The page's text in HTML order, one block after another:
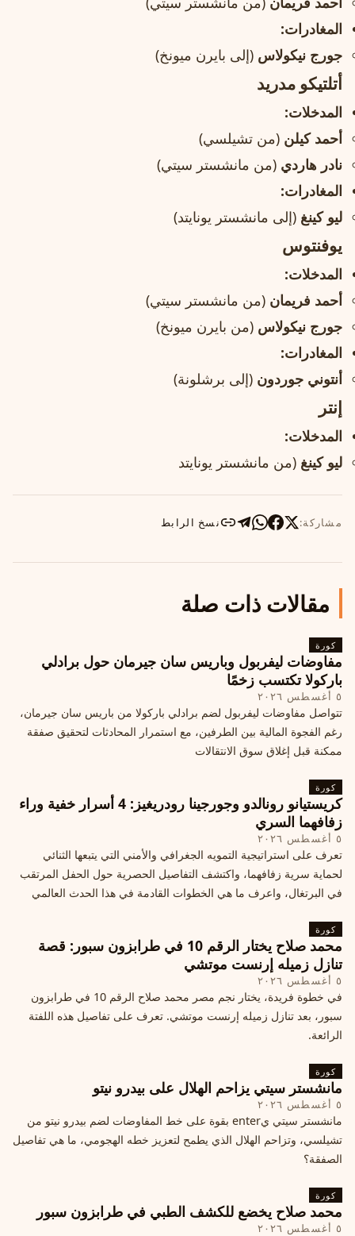
المغادرات:
جورج نيكولاس (إلى بايرن ميونخ)
أتلتيكو مدريد
المدخلات:
أحمد كيلن (من تشيلسي)
نادر هاردي (من مانشستر سيتي)
المغادرات:
ليو كينغ (إلى مانشستر يونايتد)
يوفنتوس
المدخلات:
أحمد فريمان (من مانشستر سيتي)
جورج نيكولاس (من بايرن ميونخ)
المغادرات:
أنتوني جوردون (إلى برشلونة)
إنتر
المدخلات:
ليو كينغ (من مانشستر يونايتد
مشاركة: نسخ الرابط
مقالات ذات صلة
كورة
مفاوضات ليفربول وباريس سان جيرمان حول برادلي
باركولا تكتسب زخمًا
٥ أغسطس ٢٠٢٦
تتواصل مفاوضات ليفربول لضم برادلي باركولا من باريس سان جيرمان،
رغم الفجوة المالية بين الطرفين، مع استمرار المحادثات لتحقيق صفقة
ممكنة قبل إغلاق سوق الانتقالات
كورة
كريستيانو رونالدو وجورجينا رودريغيز: 4 أسرار خفية وراء
زفافهما السري
٥ أغسطس ٢٠٢٦
تعرف على استراتيجية التمويه الجغرافي والأمني التي يتبعها الثنائي
لحماية سرية زفافهما، واكتشف التفاصيل الحصرية حول الحفل المرتقب
في البرتغال، واعرف ما هي الخطوات القادمة في هذا الحدث العالمي
كورة
محمد صلاح يختار الرقم 10 في طرابزون سبور: قصة
تنازل زميله إرنست موتشي
٥ أغسطس ٢٠٢٦
في خطوة فريدة، يختار نجم مصر محمد صلاح الرقم 10 في طرابزون
سبور، بعد تنازل زميله إرنست موتشي. تعرف على تفاصيل هذه اللفتة
الرائعة.
كورة
مانشستر سيتي يزاحم الهلال على بيدرو نيتو
٥ أغسطس ٢٠٢٦
مانشستر سيتي يenter بقوة على خط المفاوضات لضم بيدرو نيتو من
تشيلسي، وتزاحم الهلال الذي يطمح لتعزيز خطه الهجومي، ما هي تفاصيل
الصفقة؟
كورة
محمد صلاح يخضع للكشف الطبي في طرابزون سبور
٥ أغسطس ٢٠٢٦